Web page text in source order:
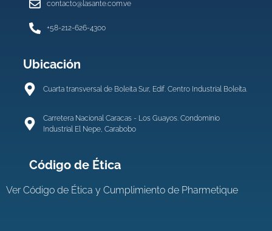
contacto@lasante.com.ve
+58-212-626-4300
Ubicación
Cuarta transversal de Boleita Sur, Edif. Centro Industrial Boleíta.
Carretera Nacional Caracas - Los Guayos. Condominio
Industrial El Nepe, Carabobo
Código de Ética
VerCódigo de Ética y Cumplimiento de Pharmetique